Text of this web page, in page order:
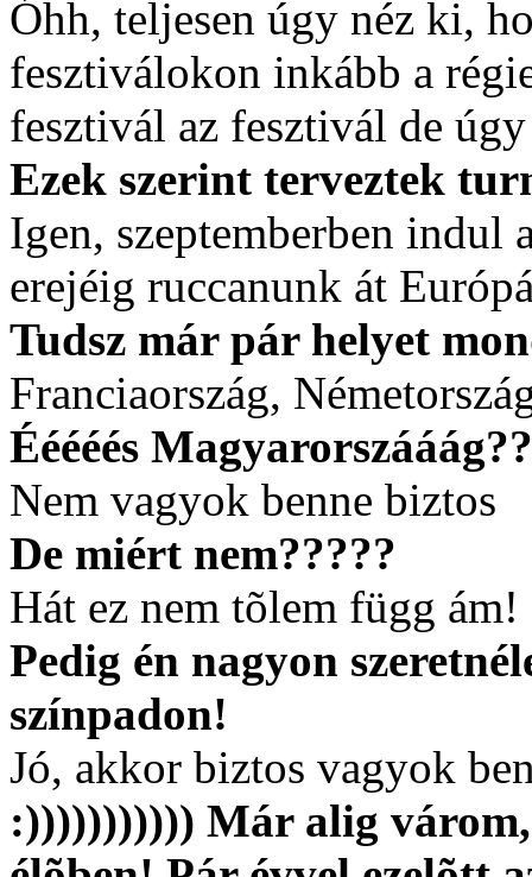
Óhh, teljesen úgy néz ki,
fesztiválokon inkább a
fesztivál az fesztivál de
Ezek szerint terveztek
Igen, szeptemberben indul
erejéig ruccanunk át
Tudsz már pár helyet
Franciaország,
Ééééés
Nem vagyok benne biztos
De miért nem?????
Hát ez nem tõlem függ ám!
Pedig én nagyon
színpadon!
Jó, akkor biztos vagyok
:))))))))))) Már alig